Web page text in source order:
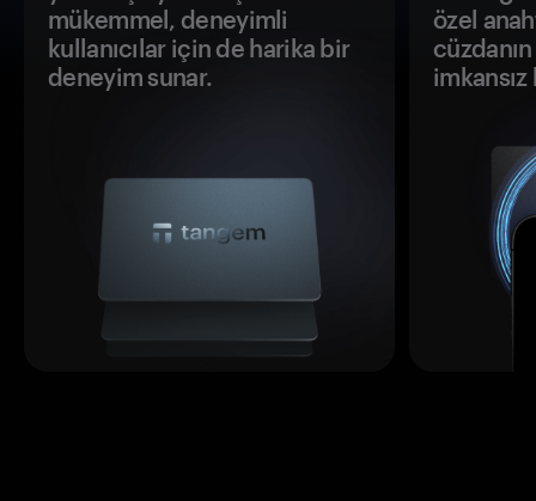
mükemmel, deneyimli
kullanıcılar için de harika bir
deneyim sunar.
özel